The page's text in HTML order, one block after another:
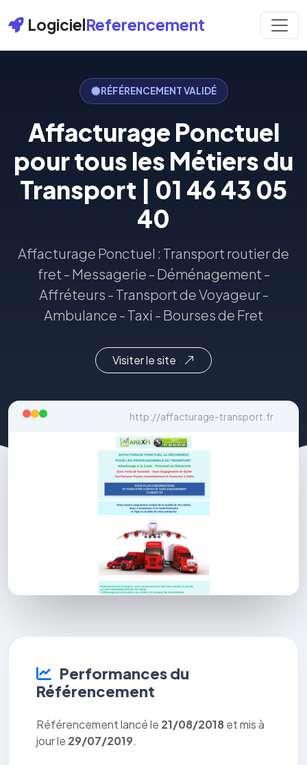
LogicielReferencement
RÉFÉRENCEMENT VALIDÉ
Affacturage Ponctuel
pour tous les Métiers du
Transport | 01 46 43 05
40
Affacturage Ponctuel : Transport routier de
fret - Messagerie - Déménagement -
Affréteurs - Transport de Voyageur -
Ambulance - Taxi - Bourses de Fret
Visiter le site
http://affacturage-transport.fr
Performances du
Référencement
Référencement lancé le 21/08/2018 et mis à
jour le 29/07/2019.